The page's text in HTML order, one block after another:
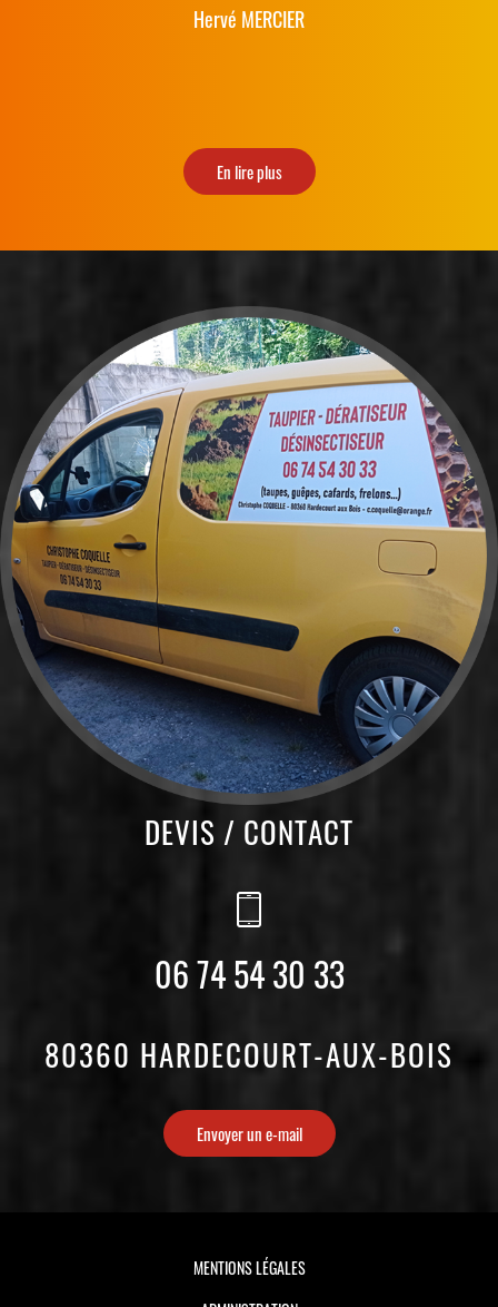
Hervé MERCIER
En lire plus
DEVIS / CONTACT
06 74 54 30 33
80360 HARDECOURT-AUX-BOIS
Envoyer un e-mail
MENTIONS LÉGALES